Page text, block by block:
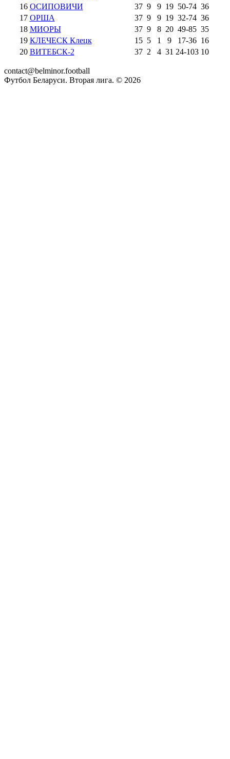
16 ОСИПОВИЧИ 37 9 9 19 50-74 36
17 ОРША 37 9 9 19 32-74 36
18 МИОРЫ 37 9 8 20 49-85 35
19 КЛЕЧЕСК Клецк 15 5 1 9 17-36 16
20 ВИТЕБСК-2 37 2 4 31 24-103 10
contact@belminor.football
Футбол Беларуси. Вторая лига. © 2026